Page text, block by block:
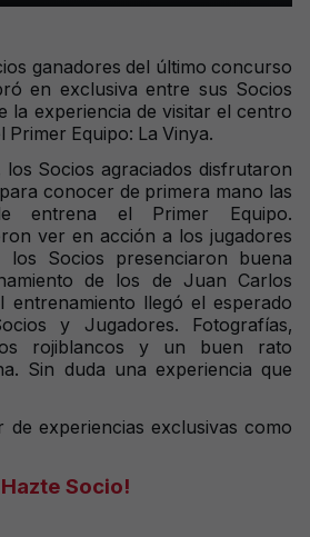
ganadores del último concurso
en exclusiva entre sus Socios
la experiencia de visitar el centro
Primer Equipo: La Vinya.
los Socios agraciados disfrutaron
conocer de primera mano las
entrena el Primer Equipo.
ver en acción a los jugadores
Socios presenciaron buena
de los de Juan Carlos
entrenamiento llegó el esperado
y Jugadores. Fotografías,
rojiblancos y un buen rato
Sin duda una experiencia que
de experiencias exclusivas como
Socio!